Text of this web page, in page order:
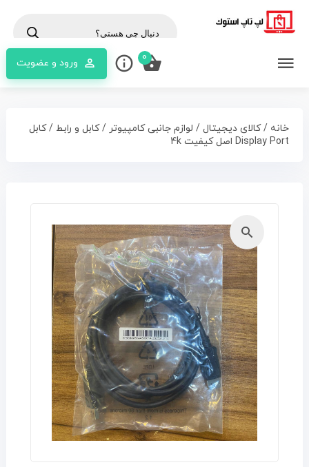
ورود و عضویت 0
خانه /کالای دیجیتال/ لوازم جانبی کامپیوتر /کابل و رابط / کابل
Display Port اصل کیفیت 4k